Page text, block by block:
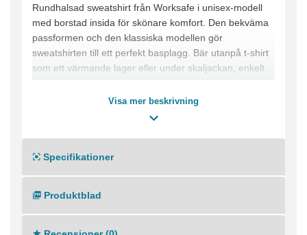
Rundhalsad sweatshirt från Worksafe i unisex-modell
med borstad insida för skönare komfort. Den bekväma
passformen och den klassiska modellen gör
sweatshirten till ett perfekt basplagg. Bär utanpå t-shirt
som ett värmande lager eller under skaljackan, enkelt
sweatshirten klarar 60 graders tvätt.
● Rundhalsad, klassisk sweatshirt i unisex-modell
● Material: 70% Bomull 30% Polyester 280 g/m²
Materialkomposition:
Tvättråd:
Visa mer beskrivning
Specifikationer
Produktblad